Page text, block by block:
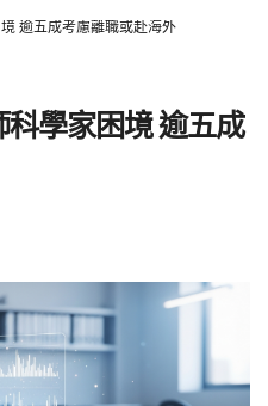
逾五成考慮離職或赴海外
學家困境 逾五成